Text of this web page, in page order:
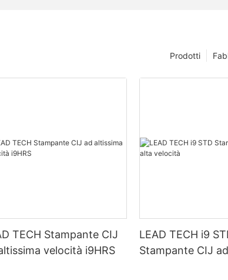
Prodotti
TECH Stampante CIJ
velocità i9HRS
LEAD TECH i9
Stampante CIJ